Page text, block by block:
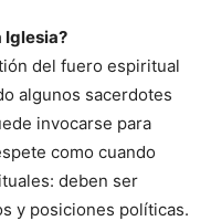
Iglesia?
del fuero espiritual
algunos sacerdotes
invocarse para
como cuando
deben ser
y posiciones políticas.